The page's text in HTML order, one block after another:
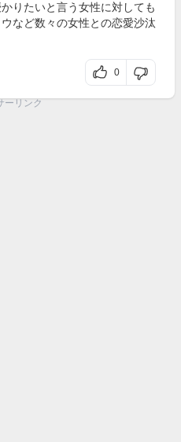
りたいと言う女性に対しても
など数々の女性との恋愛沙汰
0
ーリンク